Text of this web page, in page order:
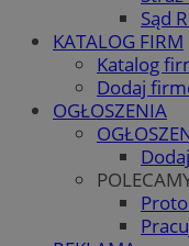
Sąd
KATALOG FIRM
Katalog
Dodaj
OGŁOSZENIA